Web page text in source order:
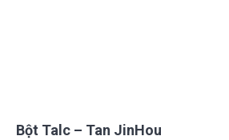
Bột Talc – Tan JinHou